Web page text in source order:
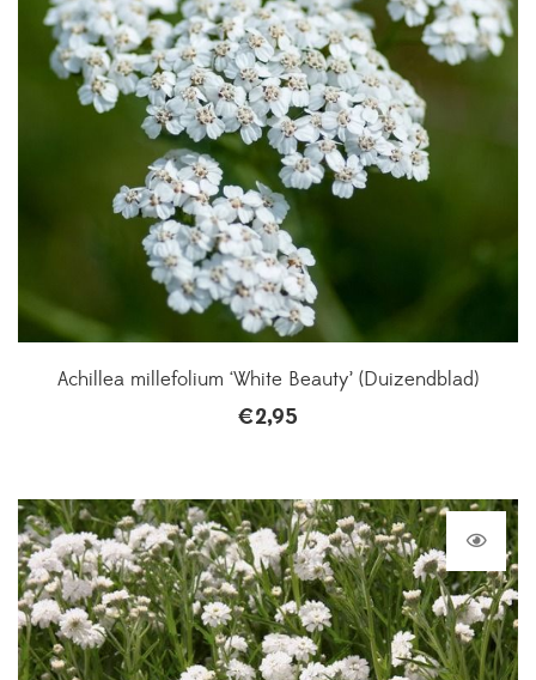
Achillea millefolium ‘White Beauty’ (Duizendblad)
€2,95